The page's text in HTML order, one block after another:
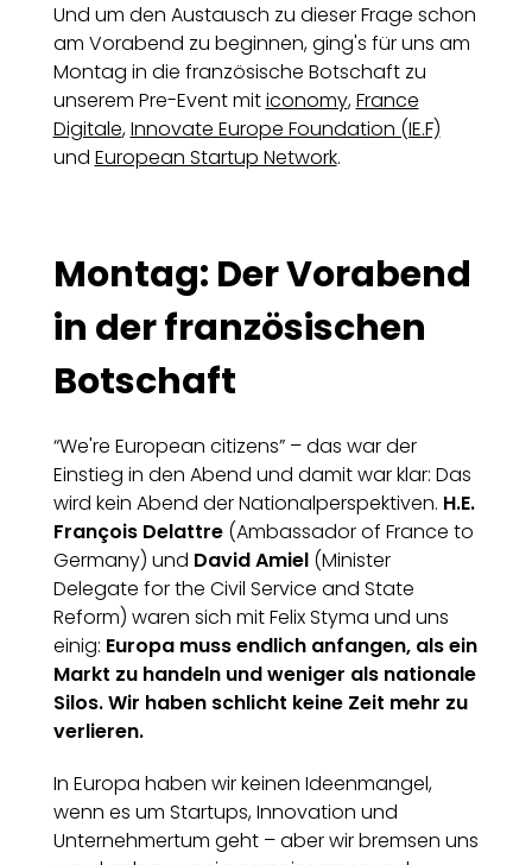
Und um den Austausch zu dieser Frage schon
am Vorabend zu beginnen, ging's für uns am
Montag in die französische Botschaft zu
unserem Pre-Event miticonomy,France
Digitale,Innovate Europe Foundation (IE.F)
und European Startup Network.
Montag: Der Vorabend
in der französischen
Botschaft
“We're European citizens” – das war der
Einstieg in den Abend und damit war klar: Das
wird kein Abend der Nationalperspektiven. H.E.
François Delattre (Ambassador of France to
Germany) und David Amiel(Minister
Delegate for the Civil Service and State
Reform) waren sich mit Felix Styma und uns
einig: Europa muss endlich anfangen, als ein
Markt zu handeln und weniger als nationale
Silos. Wir haben schlicht keine Zeit mehr zu
verlieren.
In Europa haben wir keinen Ideenmangel,
wenn es um Startups, Innovation und
Unternehmertum geht – aber wir bremsen uns